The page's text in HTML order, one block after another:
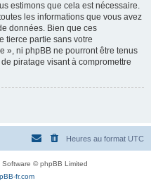
estimons que cela est nécessaire.
les informations que vous avez
données. Bien que ces
tierce partie sans votre
», ni phpBB ne pourront être tenus
piratage visant à compromettre
Heures au format UTC
Software © phpBB Limited
fr.com